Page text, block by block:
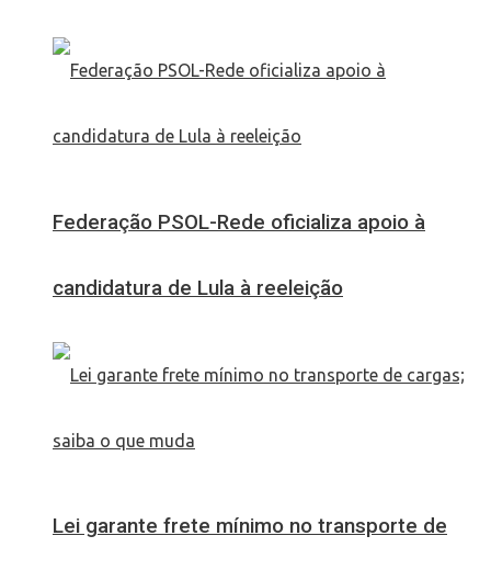
Federação PSOL-Rede oficializa apoio à
candidatura de Lula à reeleição
Lei garante frete mínimo no transporte de